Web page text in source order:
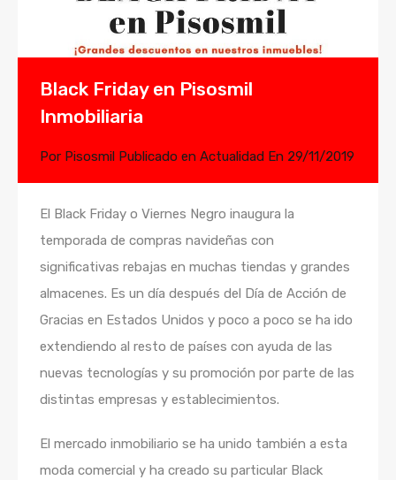
Black Friday en Pisosmil
Inmobiliaria
Por Pisosmil Publicado en Actualidad En 29/11/2019
El Black Friday o Viernes Negro inaugura la
temporada de compras navideñas con
significativas rebajas en muchas tiendas y grandes
almacenes. Es un día después del Día de Acción de
Gracias en Estados Unidos y poco a poco se ha ido
extendiendo al resto de países con ayuda de las
nuevas tecnologías y su promoción por parte de las
distintas empresas y establecimientos.
El mercado inmobiliario se ha unido también a esta
moda comercial y ha creado su particular Black